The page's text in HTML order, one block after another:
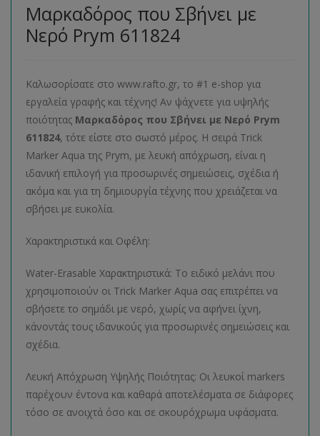
Μαρκαδόρος που Σβήνει με
Νερό Prym 611824
Καλωσορίσατε στο www.rafto.gr, το #1 e-shop για
εργαλεία γραφής και τέχνης! Αν ψάχνετε για υψηλής
ποιότητας Μαρκαδόρος που Σβήνει με Νερό Prym
611824, τότε είστε στο σωστό μέρος. Η σειρά Trick
Marker Aqua της Prym, με λευκή απόχρωση, είναι η
ιδανική επιλογή για προσωρινές σημειώσεις, σχέδια ή
ακόμα και για τη δημιουργία τέχνης που χρειάζεται να
σβήσει με ευκολία.
Χαρακτηριστικά και Οφέλη:
Water-Erasable Χαρακτηριστικά: Το ειδικό μελάνι που
χρησιμοποιούν οι Trick Marker Aqua σας επιτρέπει να
σβήσετε το σημάδι με νερό, χωρίς να αφήνει ίχνη,
κάνοντάς τους ιδανικούς για προσωρινές σημειώσεις και
σχέδια.
Λευκή Απόχρωση Υψηλής Ποιότητας: Οι λευκοί markers
παρέχουν έντονα και καθαρά αποτελέσματα σε διάφορες
τόσο σε ανοιχτά όσο και σε σκουρόχρωμα υφάσματα.